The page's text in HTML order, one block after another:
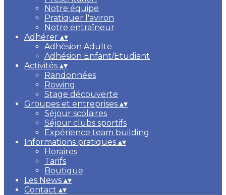
Notre équipe
Pratiquer l'aviron
Notre entraîneur
Adhérer ▴▾
Adhésion Adulte
Adhésion Enfant/Etudiant
Activités ▴▾
Randonnées
Rowing
Stage découverte
Groupes et entreprises ▴▾
Séjour scolaires
Séjour clubs sportifs
Expérience team building
Informations pratiques ▴▾
Horaires
Tarifs
Boutique
Les News ▴▾
Contact ▴▾